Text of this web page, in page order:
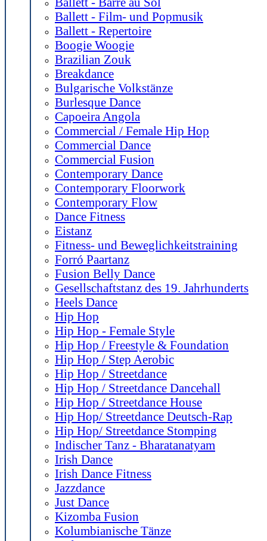
Ballett - Film- und Popmusik
Ballett - Repertoire
Boogie Woogie
Brazilian Zouk
Breakdance
Bulgarische Volkstänze
Burlesque Dance
Capoeira Angola
Commercial / Female Hip Hop
Commercial Dance
Commercial Fusion
Contemporary Dance
Contemporary Floorwork
Contemporary Flow
Dance Fitness
Eistanz
Fitness- und Beweglichkeitstraining
Forró Paartanz
Fusion Belly Dance
Gesellschaftstanz des 19. Jahrhunderts
Heels Dance
Hip Hop
Hip Hop - Female Style
Hip Hop / Freestyle & Foundation
Hip Hop / Step Aerobic
Hip Hop / Streetdance
Hip Hop / Streetdance Dancehall
Hip Hop / Streetdance House
Hip Hop/ Streetdance Deutsch-Rap
Hip Hop/ Streetdance Stomping
Indischer Tanz - Bharatanatyam
Irish Dance
Irish Dance Fitness
Jazzdance
Just Dance
Kizomba Fusion
Kolumbianische Tänze